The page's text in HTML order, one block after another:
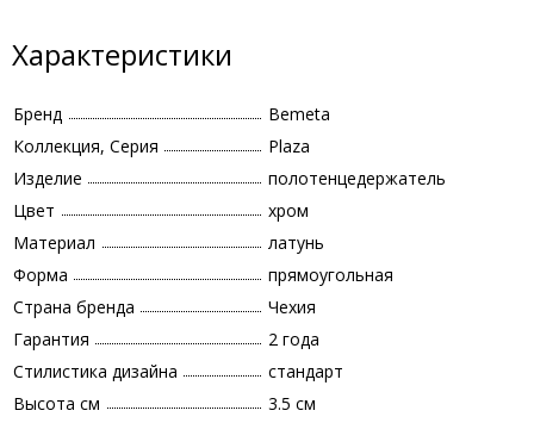
Характеристики
Бренд
Bemeta
Коллекция, Серия
Plaza
Изделие
полотенцедержатель
Цвет
хром
Материал
латунь
Форма
прямоугольная
Страна бренда
Чехия
Гарантия
2 года
Стилистика дизайна
стандарт
Высота см
3.5 см